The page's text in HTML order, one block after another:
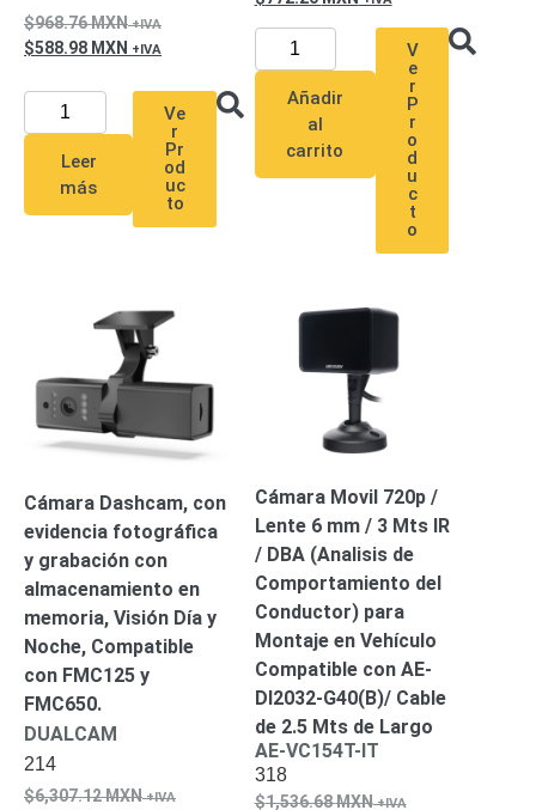
Industrial
Cámaras
Adaptadores
Pared
Baterías
de
con
RespaldoInyectores
PoEPDUPlantas
de
EnergíaPoE
AlcanceUPS
- No Break
Kits-
Sistemas
Completos
IP
Megapixel
de 8
Monitores
968.76MXN
588.98 MXN
Leer
más
Ve
r
Pr
od
uc
to
Añadir
al
carrito
V
e
r
P
r
o
d
u
c
t
o
Cámara Dashcam, con
evidencia fotográfica
y grabación con
almacenamiento en
memoria, Visión Día y
Noche, Compatible
con FMC125 y
FMC650.
DUALCAM
214
6,307.12MXN
Cámara Movil 720p /
Lente 6 mm / 3 Mts IR
/ DBA (Analisis de
Comportamiento del
Conductor) para
Montaje en Vehículo
Compatible con AE-
DI2032-G40(B)/ Cable
de 2.5 Mts de Largo
AE-VC154T-IT
318
1,536.68MXN